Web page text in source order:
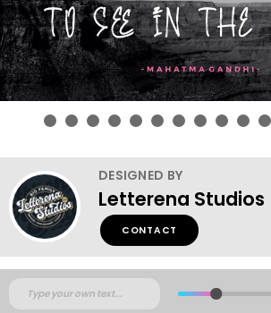
DESIGNED BY
Letterena Studios
CONTACT